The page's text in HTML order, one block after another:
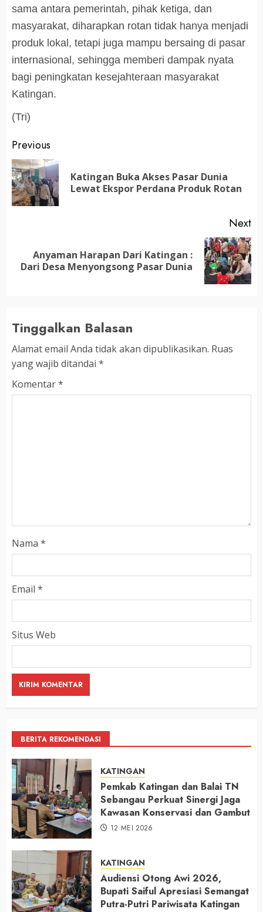
sama antara pemerintah, pihak ketiga, dan
masyarakat, diharapkan rotan tidak hanya menjadi
produk lokal, tetapi juga mampu bersaing di pasar
internasional, sehingga memberi dampak nyata
bagi peningkatan kesejahteraan masyarakat
Katingan.
(Tri)
Post
navigation
Previous
Katingan Buka Akses Pasar Dunia
Lewat Ekspor Perdana Produk Rotan
Next
Next
post:
Anyaman Harapan Dari Katingan :
Dari Desa Menyongsong Pasar Dunia
Tinggalkan Balasan
Alamat email Anda tidak akan dipublikasikan. Ruas
yang wajib ditandai *
Komentar*
Nama *
Email *
Situs Web
BERITA REKOMENDASI
KATINGAN
Pemkab Katingan dan Balai TN
Sebangau Perkuat Sinergi Jaga
Kawasan Konservasi dan Gambut
12 MEI 2026
KATINGAN
Audiensi Otong Awi 2026,
Bupati Saiful Apresiasi Semangat
Putra-Putri Pariwisata Katingan